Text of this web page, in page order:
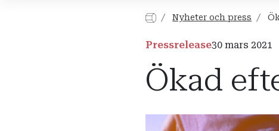
Nyheter och press
Pressrelease30 mars 2021
Ökad